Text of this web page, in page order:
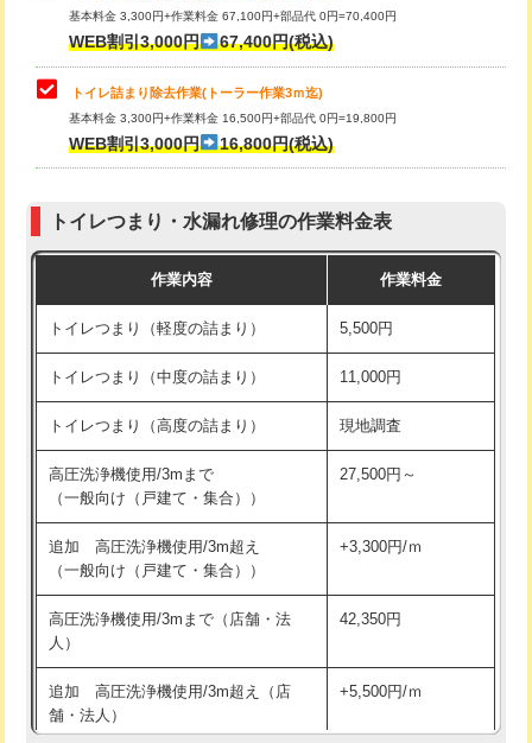
基本料金 3,300円+作業料金 67,100円+部品代 0円=70,400円
WEB割引3,000円 67,400円(税込)
トイレ詰まり除去作業(トーラー作業3ｍ迄)
基本料金 3,300円+作業料金 16,500円+部品代 0円=19,800円
WEB割引3,000円 16,800円(税込)
トイレつまり・水漏れ修理の作業料金表
作業内容 作業料金
トイレつまり（軽度の詰まり） 5,500円
トイレつまり（中度の詰まり） 11,000円
トイレつまり（高度の詰まり） 現地調査
高圧洗浄機使用/3mまで
（一般向け（戸建て・集合））
27,500円～
追加 高圧洗浄機使用/3m超え
（一般向け（戸建て・集合））
+3,300円/ｍ
高圧洗浄機使用/3mまで（店舗・法
人）
42,350円
追加 高圧洗浄機使用/3m超え（店
舗・法人）
+5,500円/ｍ